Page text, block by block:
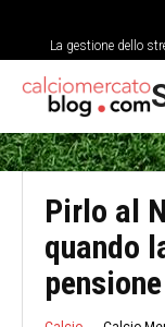
La gestione dello
Analisi tattica
Pirlo al
quando
pensione